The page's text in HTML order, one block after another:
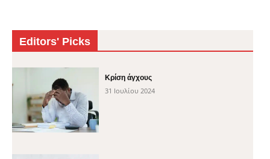
Editors' Picks
Κρίση άγχους
31 Ιουλίου 2024